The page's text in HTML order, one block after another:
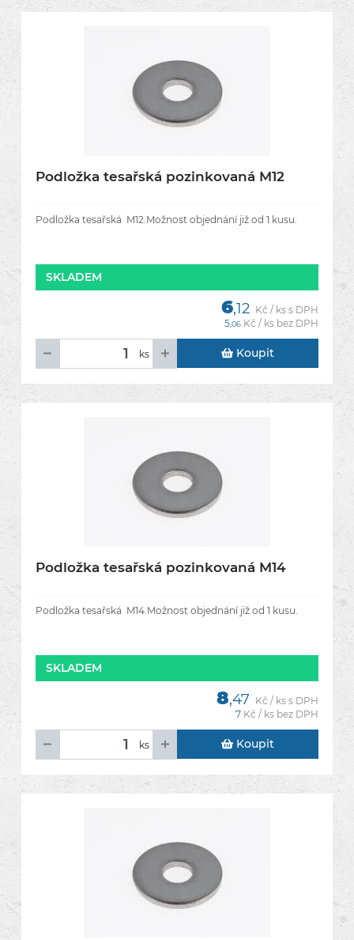
Podložka tesařská pozinkovaná M12
Podložka tesařská M12.Možnost objednání již od 1 kusu.
SKLADEM
6,12 Kč / ks s DPH
5,06 Kč / ks bez DPH
ks Koupit
Podložka tesařská pozinkovaná M14
Podložka tesařská M14.Možnost objednání již od 1 kusu.
SKLADEM
8,47 Kč / ks s DPH
7 Kč / ks bez DPH
ks Koupit